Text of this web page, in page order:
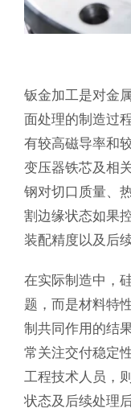
钣金加工是对金
面处理的制造过
有较高磁导率和
变压器铁芯及相
钢对切口质量、
割边缘状态如果
装配精度以及后
在实际制造中，
题，而是材料特
制共同作用的结
常关注交付稳定
工程技术人员，
状态及后续处理